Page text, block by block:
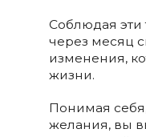
Соблюдая эти
через месяц
изменения,
жизни.
Понимая
желания, вы